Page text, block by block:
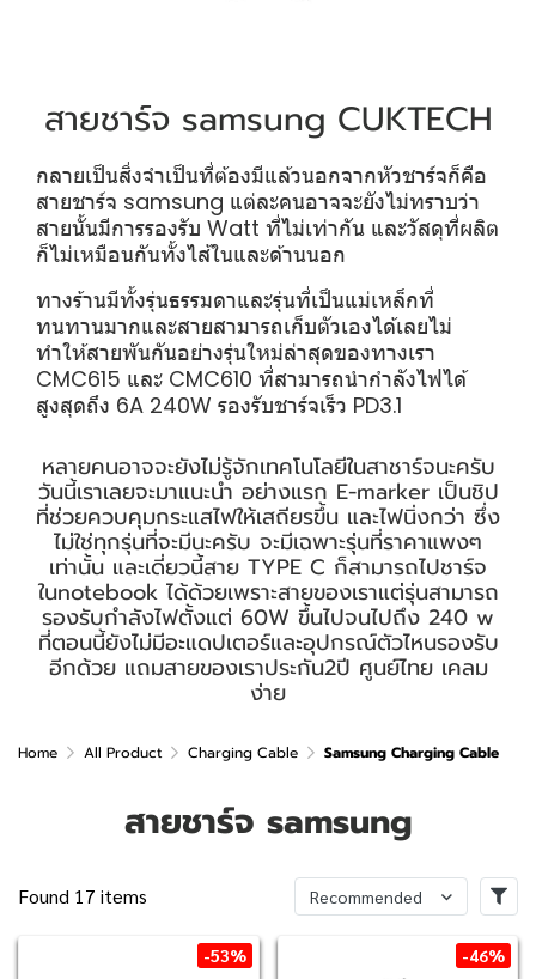
สายชาร์จ samsung CUKTECH
กลายเป็นสิ่งจำเป็นที่ต้องมีแล้วนอกจากหัวชาร์จก็คือ
สายชาร์จ samsung แต่ละคนอาจจะยังไม่ทราบว่า
สายนั้นมีการรองรับ Watt ที่ไม่เท่ากัน และวัสดุที่ผลิต
ก็ไม่เหมือนกันทั้งไส้ในและด้านนอก
ทางร้านมีทั้งรุ่นธรรมดาและรุ่นที่เป็นแม่เหล็กที่
ทนทานมากและสายสามารถเก็บตัวเองได้เลยไม่
ทำให้สายพันกันอย่างรุ่นใหม่ล่าสุดของทางเรา
CMC615 และ CMC610 ที่สามารถนำกำลังไฟได้
สูงสุดถึง 6A 240W รองรับชาร์จเร็ว PD3.1
หลายคนอาจจะยังไม่รู้จักเทคโนโลยีในสาชาร์จนะครับ
วันนี้เราเลยจะมาแนะนำ อย่างแรก E-marker เป็นชิป
ที่ช่วยควบคุมกระแสไฟให้เสถียรขึ้น และไฟนิ่งกว่า ซึ่ง
ไม่ใช่ทุกรุ่นที่จะมีนะครับ จะมีเฉพาะรุ่นที่ราคาแพงๆ
เท่านั้น และเดี่ยวนี้สาย TYPE C ก็สามารถไปชาร์จ
ในnotebook ได้ด้วยเพราะสายของเราแต่รุ่นสามารถ
รองรับกำลังไฟตั้งแต่ 60W ขึ้นไปจนไปถึง 240 w
ที่ตอนนี้ยังไม่มีอะแดปเตอร์และอุปกรณ์ตัวไหนรองรับ
อีกด้วย แถมสายของเราประกัน2ปี ศูนย์ไทย เคลม
ง่าย
Home All Product Charging Cable Samsung Charging Cable
สายชาร์จ samsung
Found 17 items Recommended
-53% -46%